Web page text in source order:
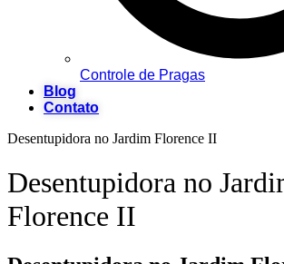
Controle de Pragas
Blog
Contato
Desentupidora no Jardim Florence II
Desentupidora no
Florence II